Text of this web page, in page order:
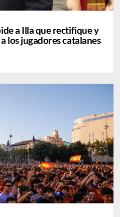
a Illa que rectifique y
los jugadores catalanes